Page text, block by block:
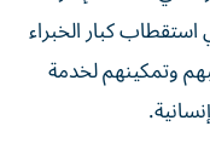
كبار الخبراء
وتمكينهم لخدمة